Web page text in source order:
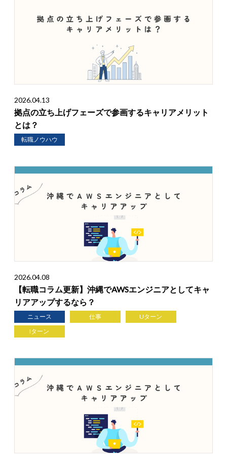
2026.04.13
拠点の立ち上げフェーズで参画するキャリアメリット
とは？
転職ノウハウ
2026.04.08
【転職コラム更新】沖縄でAWSエンジニアとしてキャ
リアアップするなら？
ニュース 仕事
Uターン
Iターン